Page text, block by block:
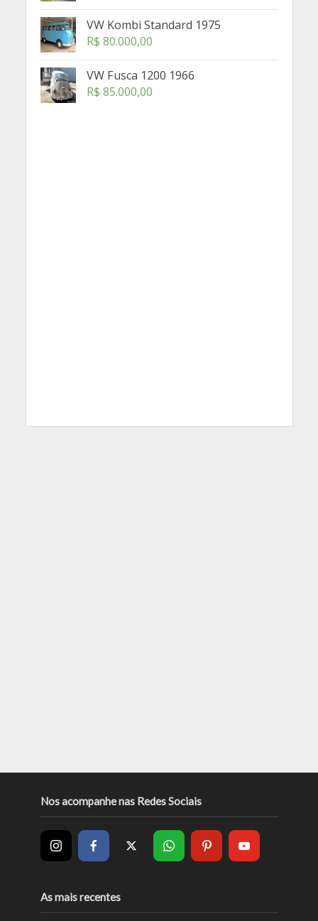
VW Kombi Standard 1975
R$ 80.000,00
VW Fusca 1200 1966
R$ 85.000,00
Nos acompanhe nas Redes Sociais
As mais recentes